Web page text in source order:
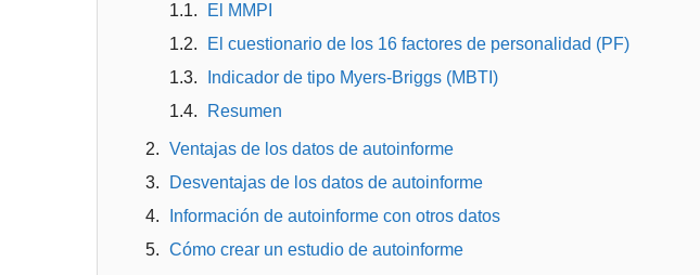
El MMPI
El cuestionario de los 16 factores de personalidad (PF)
Indicador de tipo Myers-Briggs (MBTI)
Resumen
Ventajas de los datos de autoinforme
Desventajas de los datos de autoinforme
Información de autoinforme con otros datos
Cómo crear un estudio de autoinforme